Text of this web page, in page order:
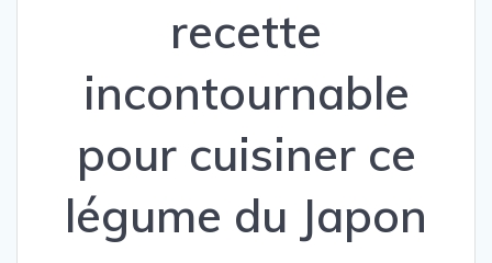
recette
incontournable
pour cuisiner ce
légume du Japon